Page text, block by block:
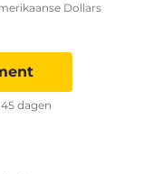
Dollars
dagen